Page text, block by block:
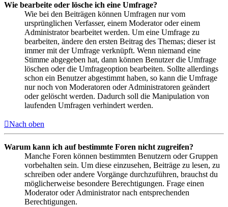
Wie bearbeite oder lösche ich eine Umfrage?
Wie bei den Beiträgen können Umfragen nur vom
ursprünglichen Verfasser, einem Moderator oder einem
Administrator bearbeitet werden. Um eine Umfrage zu
bearbeiten, ändere den ersten Beitrag des Themas; dieser ist
immer mit der Umfrage verknüpft. Wenn niemand eine
Stimme abgegeben hat, dann können Benutzer die Umfrage
löschen oder die Umfrageoption bearbeiten. Sollte allerdings
schon ein Benutzer abgestimmt haben, so kann die Umfrage
nur noch von Moderatoren oder Administratoren geändert
oder gelöscht werden. Dadurch soll die Manipulation von
laufenden Umfragen verhindert werden.
Nach oben
Warum kann ich auf bestimmte Foren nicht zugreifen?
Manche Foren können bestimmten Benutzern oder Gruppen
vorbehalten sein. Um diese einzusehen, Beiträge zu lesen, zu
schreiben oder andere Vorgänge durchzuführen, brauchst du
möglicherweise besondere Berechtigungen. Frage einen
Moderator oder Administrator nach entsprechenden
Berechtigungen.